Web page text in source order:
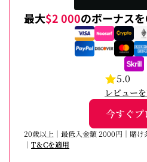
最大$2 000のボーナス
5.0
レビュー
今すぐプ
20歳以上｜最低入金額 2000円｜賭
｜ T＆Cを適用